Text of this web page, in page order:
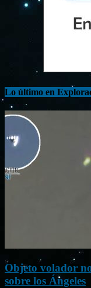
Lo último en
Objeto volador
sobre los Ángeles